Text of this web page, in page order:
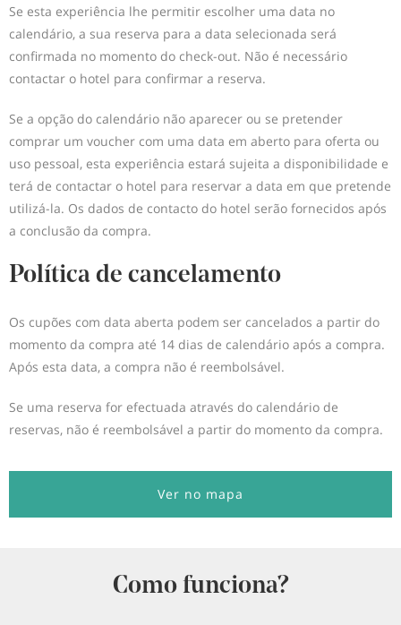
Se esta experiência lhe permitir escolher uma data no
calendário, a sua reserva para a data selecionada será
confirmada no momento do check-out. Não é necessário
contactar o hotel para confirmar a reserva.
Se a opção do calendário não aparecer ou se pretender
comprar um voucher com uma data em aberto para oferta ou
uso pessoal, esta experiência estará sujeita a disponibilidade e
terá de contactar o hotel para reservar a data em que pretende
utilizá-la. Os dados de contacto do hotel serão fornecidos após
a conclusão da compra.
Política de cancelamento
Os cupões com data aberta podem ser cancelados a partir do
momento da compra até 14 dias de calendário após a compra.
Após esta data, a compra não é reembolsável.
Se uma reserva for efectuada através do calendário de
reservas, não é reembolsável a partir do momento da compra.
Ver no mapa
Como funciona?